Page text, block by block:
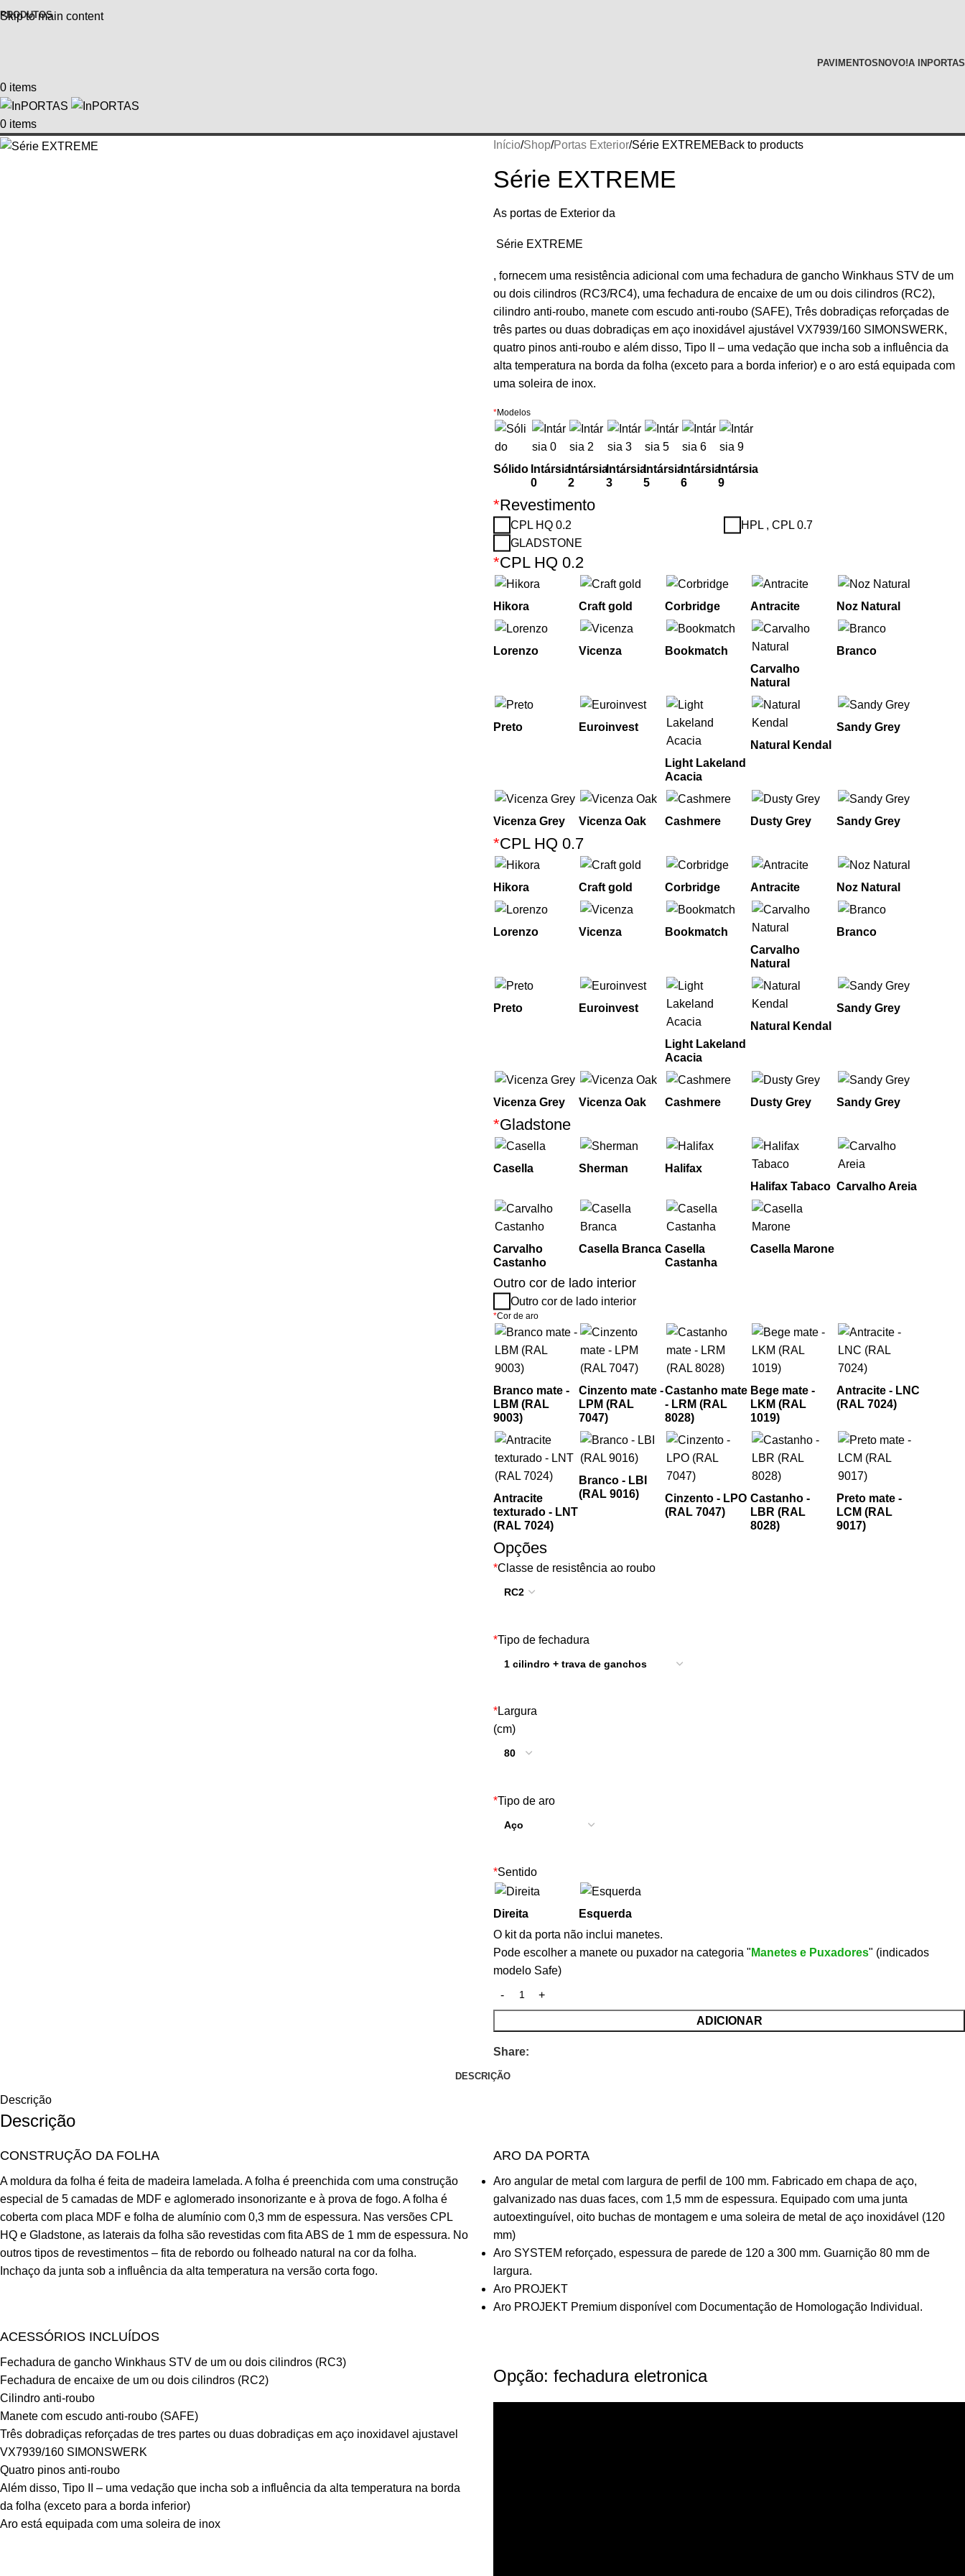
Skip to main content
PRODUTOS
PAVIMENTOS NOVO!A INPORTAS
0 items
0 items
Início Shop Portas Exterior Série EXTREMEBack to products
Série EXTREME
As portas de Exterior da
Série EXTREME
, fornecem uma resistência adicional com uma fechadura de gancho Winkhaus STV de um
ou dois cilindros (RC3/RC4), uma fechadura de encaixe de um ou dois cilindros (RC2),
cilindro anti-roubo, manete com escudo anti-roubo (SAFE), Três dobradiças reforçadas de
três partes ou duas dobradiças em aço inoxidável ajustável VX7939/160 SIMONSWERK,
quatro pinos anti-roubo e além disso, Tipo II – uma vedação que incha sob a influência da
alta temperatura na borda da folha (exceto para a borda inferior) e o aro está equipada com
uma soleira de inox.
*Modelos
Sólido Intársia
0
Intársia
2
Intársia
3
Intársia
5
Intársia
6
Intársia
9
*Revestimento
CPL HQ 0.2
HPL , CPL 0.7
GLADSTONE
*CPL HQ 0.2
Hikora Craft gold Corbridge Antracite Noz Natural
Lorenzo Vicenza
Bookmatch
Carvalho
Natural
Branco
Preto Euroinvest
Light Lakeland
Acacia
Natural Kendal
Sandy Grey
Vicenza Grey Vicenza Oak Cashmere Dusty Grey Sandy Grey
*CPL HQ 0.7
Hikora Craft gold Corbridge Antracite Noz Natural
Lorenzo Vicenza
Bookmatch
Carvalho
Natural
Branco
Preto Euroinvest
Light Lakeland
Acacia
Natural Kendal
Sandy Grey
Vicenza Grey Vicenza Oak Cashmere Dusty Grey Sandy Grey
*Gladstone
Casella Sherman
Halifax
Halifax Tabaco Carvalho Areia
Carvalho
Castanho
Casella Branca Casella
Castanha
Casella Marone
Outro cor de lado interior
Outro cor de lado interior
*Cor de aro
Branco mate -
LBM (RAL
9003)
Cinzento mate -
LPM (RAL
7047)
Castanho mate
- LRM (RAL
8028)
Bege mate -
LKM (RAL
1019)
Antracite - LNC
(RAL 7024)
Antracite
texturado - LNT
(RAL 7024)
Branco - LBI
(RAL 9016)
Cinzento - LPO
(RAL 7047)
Castanho -
LBR (RAL
8028)
Preto mate -
LCM (RAL
9017)
Opções
*Classe de resistência ao roubo
*Tipo de fechadura
*Largura
(cm)
*Tipo de aro
*Sentido
Direita
Esquerda
O kit da porta não inclui manetes.
Pode escolher a manete ou puxador na categoria " Manetes e Puxadores" (indicados
modelo Safe)
ADICIONAR
Share:
DESCRIÇÃO
Descrição
Descrição
CONSTRUÇÃO DA FOLHA
A moldura da folha é feita de madeira lamelada. A folha é preenchida com uma construção
especial de 5 camadas de MDF e aglomerado insonorizante e à prova de fogo. A folha é
coberta com placa MDF e folha de alumínio com 0,3 mm de espessura. Nas versões CPL
HQ e Gladstone, as laterais da folha são revestidas com fita ABS de 1 mm de espessura. No
outros tipos de revestimentos – fita de rebordo ou folheado natural na cor da folha.
Inchaço da junta sob a influência da alta temperatura na versão corta fogo.
ACESSÓRIOS INCLUÍDOS
Fechadura de gancho Winkhaus STV de um ou dois cilindros (RC3)
Fechadura de encaixe de um ou dois cilindros (RC2)
Cilindro anti-roubo
Manete com escudo anti-roubo (SAFE)
Três dobradiças reforçadas de tres partes ou duas dobradiças em aço inoxidavel ajustavel
VX7939/160 SIMONSWERK
Quatro pinos anti-roubo
Além disso, Tipo II – uma vedação que incha sob a influência da alta temperatura na borda
da folha (exceto para a borda inferior)
Aro está equipada com uma soleira de inox
ARO DA PORTA
Aro angular de metal com largura de perfil de 100 mm. Fabricado em chapa de aço,
galvanizado nas duas faces, com 1,5 mm de espessura. Equipado com uma junta
autoextinguível, oito buchas de montagem e uma soleira de metal de aço inoxidável (120
mm)
Aro SYSTEM reforçado, espessura de parede de 120 a 300 mm. Guarnição 80 mm de
largura.
Aro PROJEKT
Aro PROJEKT Premium disponível com Documentação de Homologação Individual.
Opção: fechadura eletronica